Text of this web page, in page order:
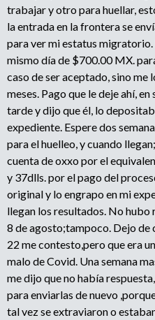
trabajar y otro para huellar,
la entrada en la frontera se
para ver mi estatus
mismo día de $700.00 MX.
caso de ser aceptado, sino me
meses. Pago que le deje ahí,
tarde y dijo que él, lo
expediente. Espere dos
para el huelleo, y cuando
cuenta de oxxo por el
y 37dlls. por el pago del
original y lo engrapo en mi
llegan los resultados. No hubo
8 de agosto;tampoco. Dejo de
22 me contesto,pero que era
malo de Covid. Una semana
me dijo que no había
para enviarlas de nuevo
tal vez se extraviaron o